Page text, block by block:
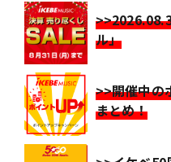
ル」
>>開催中の
まとめ！